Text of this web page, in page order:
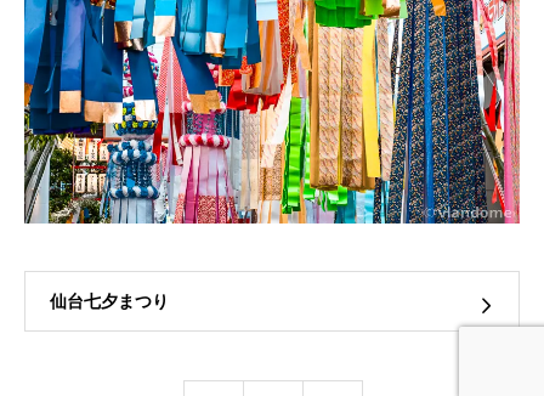
仙台七夕まつり